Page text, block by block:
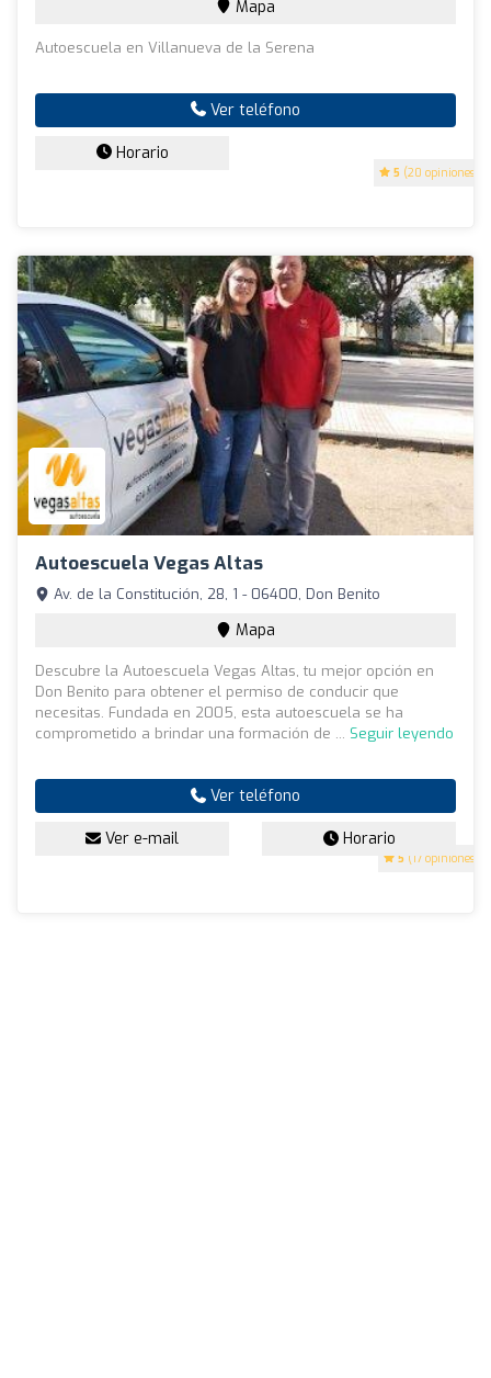
5 (20 opiniones)
Mapa
Autoescuela en Villanueva de la Serena
Ver teléfono
Horario
Autoescuela Vegas Altas
5 (17 opiniones)
Av. de la Constitución, 28, 1 - 06400, Don Benito
Mapa
Descubre la Autoescuela Vegas Altas, tu mejor opción en
Don Benito para obtener el permiso de conducir que
necesitas. Fundada en 2005, esta autoescuela se ha
comprometido a brindar una formación de ... Seguir leyendo
Ver teléfono
Ver e-mail Horario